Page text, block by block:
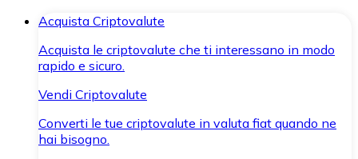
Acquista Criptovalute
Acquista le criptovalute che ti interessano in modo
rapido e sicuro.
Vendi Criptovalute
Converti le tue criptovalute in valuta fiat quando ne
hai bisogno.